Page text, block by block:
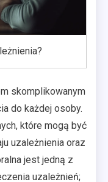
skomplikowanym
do każdej osoby.
które mogą być
uzależnienia oraz
jest jedną z
uzależnień;